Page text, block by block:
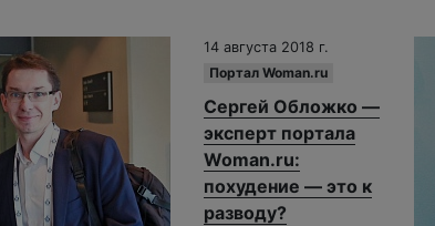
14 августа 2018 г.
Портал Woman.ru
Сергей Обложко —
эксперт портала
Woman.ru:
похудение — это к
разводу?